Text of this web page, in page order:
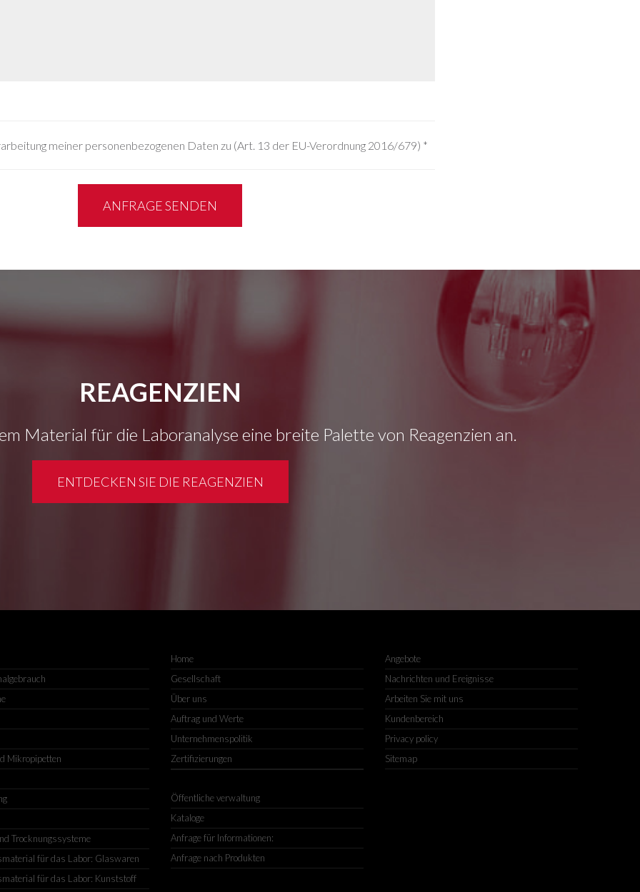
meiner personenbezogenen Daten zu (Art. 13 der EU-Verordnung 2016/679) *
ANFRAGE SENDEN
REAGENZIEN
Material für die Laboranalyse eine breite Palette von Reagenzien an.
ENTDECKEN SIE DIE REAGENZIEN
Mikropipetten
Trocknungssysteme
für das Labor: Glaswaren
für das Labor: Kunststoff
Home
Gesellschaft
Über uns
Auftrag und Werte
Unternehmenspolitik
Zertifizierungen
Öffentliche verwaltung
Kataloge
Anfrage für Informationen:
Anfrage nach Produkten
Angebote
Nachrichten und Ereignisse
Arbeiten Sie mit uns
Kundenbereich
Privacy policy
Sitemap